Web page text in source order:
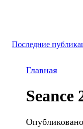
Последние
Главная
Seance